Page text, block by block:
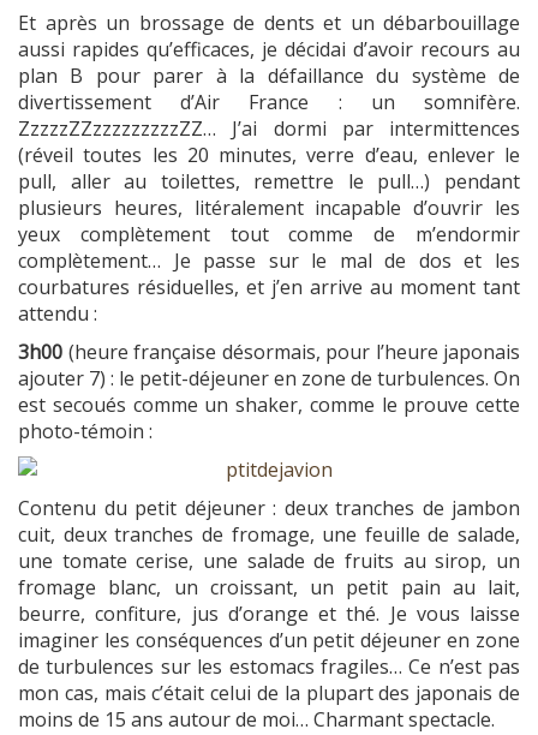
Et après un brossage de dents et un débarbouillage
aussi rapides qu’efficaces, je décidai d’avoir recours au
plan B pour parer à la défaillance du système de
divertissement d’Air France : un somnifère.
ZzzzzZZzzzzzzzzzZZ… J’ai dormi par intermittences
(réveil toutes les 20 minutes, verre d’eau, enlever le
pull, aller au toilettes, remettre le pull…) pendant
plusieurs heures, litéralement incapable d’ouvrir les
yeux complètement tout comme de m’endormir
complètement… Je passe sur le mal de dos et les
courbatures résiduelles, et j’en arrive au moment tant
attendu :
3h00 (heure française désormais, pour l’heure japonais
ajouter 7) : le petit-déjeuner en zone de turbulences. On
est secoués comme un shaker, comme le prouve cette
photo-témoin :
Contenu du petit déjeuner : deux tranches de jambon
cuit, deux tranches de fromage, une feuille de salade,
une tomate cerise, une salade de fruits au sirop, un
fromage blanc, un croissant, un petit pain au lait,
beurre, confiture, jus d’orange et thé. Je vous laisse
imaginer les conséquences d’un petit déjeuner en zone
de turbulences sur les estomacs fragiles… Ce n’est pas
mon cas, mais c’était celui de la plupart des japonais de
moins de 15 ans autour de moi… Charmant spectacle.